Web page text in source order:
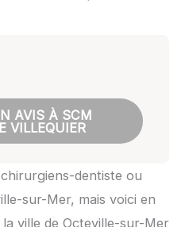
AVIS À SCM
VILLEQUIER
dentiste ou
sur-Mer, mais voici en
ville de Octeville-sur-Mer